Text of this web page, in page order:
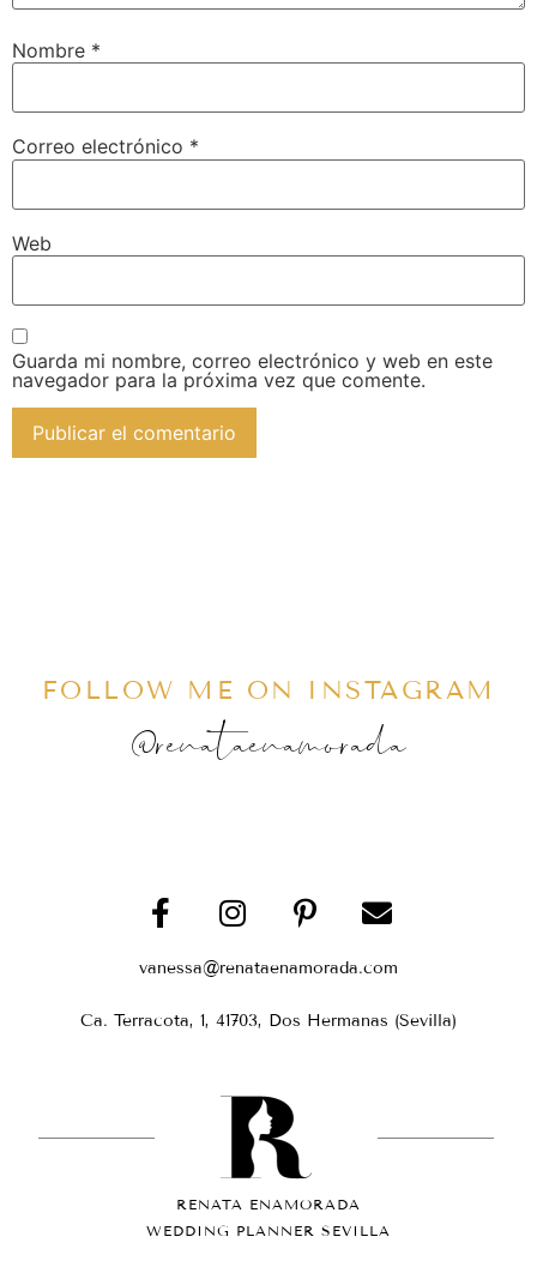
Nombre *
Correo electrónico *
Web
Guarda mi nombre, correo electrónico y web en este
navegador para la próxima vez que comente.
FOLLOW ME ON INSTAGRAM
@renataenamorada
vanessa@renataenamorada.com
Ca. Terracota, 1, 41703, Dos Hermanas (Sevilla)
RENATA ENAMORADA
WEDDING PLANNER SEVILLA